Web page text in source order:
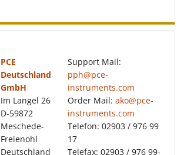
PCE
Deutschland
GmbH
Im Langel 26
D-59872
Meschede-
Freienohl
Deutschland
Support Mail:
pph@pce-
instruments.com
Order Mail: ako@pce-
instruments.com
Telefon: 02903 / 976 99
17
Telefax: 02903 / 976 99-